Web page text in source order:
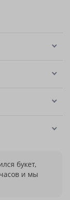
букет,
и мы